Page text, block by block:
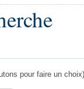
pour faire un choix)